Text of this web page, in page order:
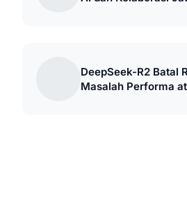
DeepSeek-R2 Batal
Masalah Performa